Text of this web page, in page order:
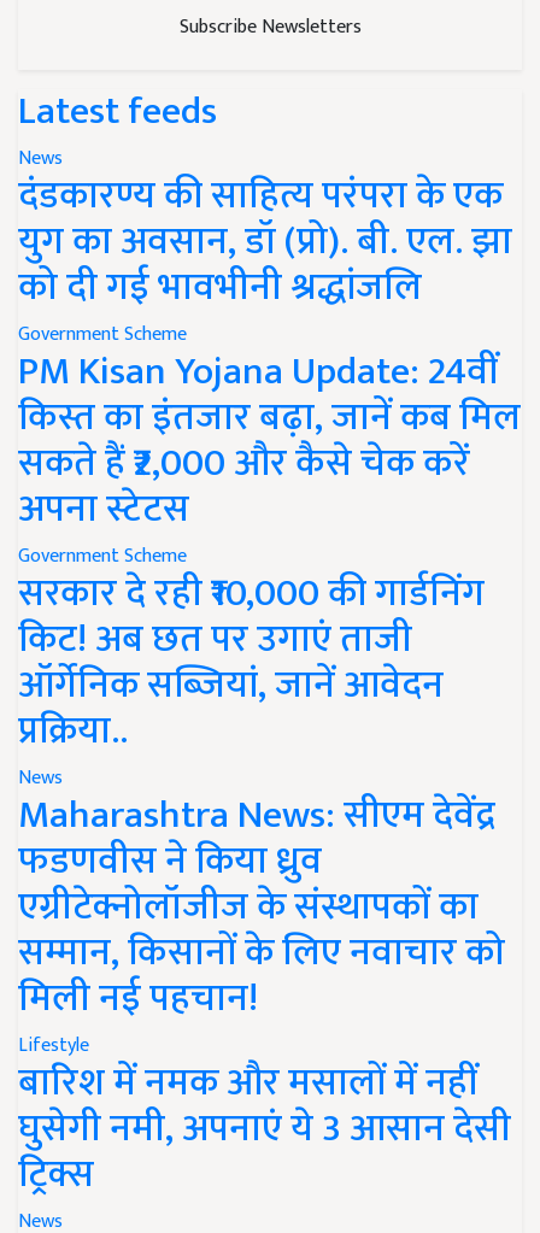
Subscribe Newsletters
Latest feeds
News
दंडकारण्य की साहित्य परंपरा के एक
युग का अवसान, डॉ (प्रो). बी. एल. झा
को दी गई भावभीनी श्रद्धांजलि
Government Scheme
PM Kisan Yojana Update: 24वीं
किस्त का इंतजार बढ़ा, जानें कब मिल
सकते हैं ₹2,000 और कैसे चेक करें
अपना स्टेटस
Government Scheme
सरकार दे रही ₹10,000 की गार्डनिंग
किट! अब छत पर उगाएं ताजी
ऑर्गेनिक सब्जियां, जानें आवेदन
प्रक्रिया..
News
Maharashtra News: सीएम देवेंद्र
फडणवीस ने किया ध्रुव
एग्रीटेक्नोलॉजीज के संस्थापकों का
सम्मान, किसानों के लिए नवाचार को
मिली नई पहचान!
Lifestyle
बारिश में नमक और मसालों में नहीं
घुसेगी नमी, अपनाएं ये 3 आसान देसी
ट्रिक्स
News